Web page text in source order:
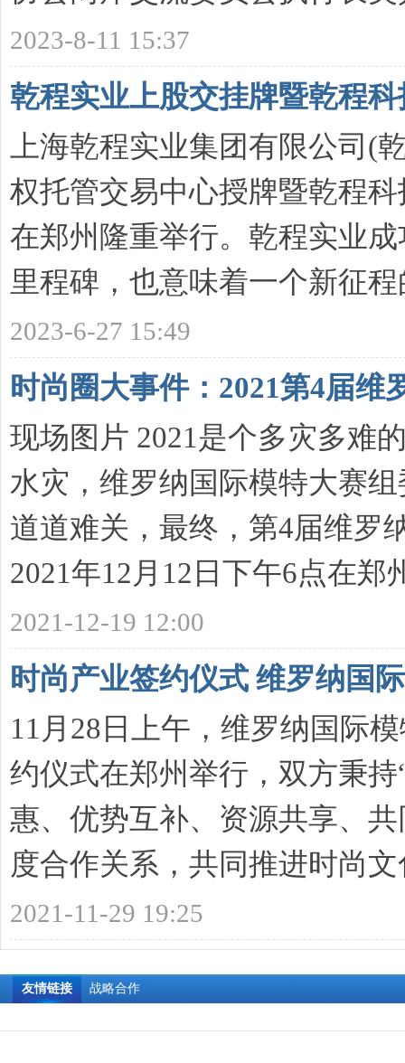
2023-8-11 15:37
乾程实业上股交挂牌暨乾程
上海乾程实业集团有限公司(
权托管交易中心授牌暨乾程
在郑州隆重举行。乾程实业
里程碑，也意味着一个新征程
2023-6-27 15:49
时尚圈大事件：2021第4届维
现场图片 2021是个多灾多难
水灾，维罗纳国际模特大赛
道道难关，最终，第4届维罗
2021年12月12日下午6点在郑
2021-12-19 12:00
时尚产业签约仪式 维罗纳国
11月28日上午，维罗纳国际
约仪式在郑州举行，双方秉
惠、优势互补、资源共享、
度合作关系，共同推进时尚
2021-11-29 19:25
友情链接 战略合作